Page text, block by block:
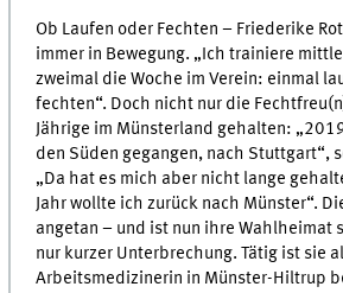
Ob Laufen oder Fechten – Friederike
immer in Bewegung. „Ich trainiere
zweimal die Woche im Verein: einmal
fechten“. Doch nicht nur die
Jährige im Münsterland gehalten:
den Süden gegangen, nach Stuttgart“,
„Da hat es mich aber nicht lange
Jahr wollte ich zurück nach Münster“.
angetan – und ist nun ihre Wahlheimat
nur kurzer Unterbrechung. Tätig ist sie
Arbeitsmedizinerin in Münster-Hiltrup